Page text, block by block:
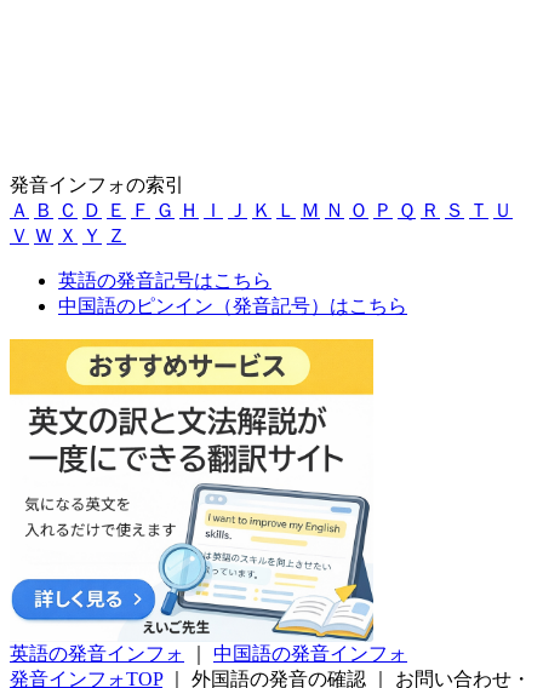
発音インフォの索引
Ａ
Ｂ Ｃ Ｄ Ｅ Ｆ Ｇ Ｈ Ｉ Ｊ Ｋ Ｌ Ｍ Ｎ Ｏ Ｐ Ｑ Ｒ Ｓ Ｔ
Ｕ
Ｖ Ｗ Ｘ Ｙ Ｚ
英語の発音記号はこちら
中国語のピンイン（発音記号）はこちら
英語の発音インフォ
中国語の発音インフォ
発音インフォTOP
外国語の発音の確認 お問い合わせ・